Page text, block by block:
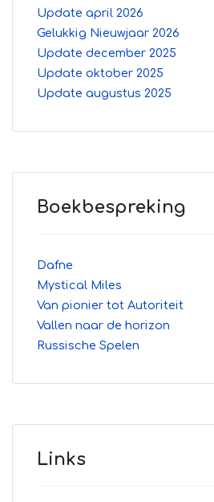
Update april 2026
Gelukkig Nieuwjaar 2026
Update december 2025
Update oktober 2025
Update augustus 2025
Boekbespreking
Dafne
Mystical Miles
Van pionier tot Autoriteit
Vallen naar de horizon
Russische Spelen
Links